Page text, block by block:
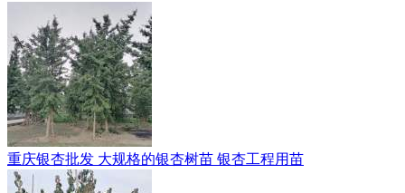
重庆银杏批发 大规格的银杏树苗 银杏工程用苗